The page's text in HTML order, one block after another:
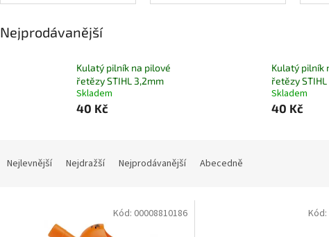
Nejprodávanější
Kulatý pilník na pilové
řetězy STIHL 3,2mm
Skladem
40 Kč
Kulatý pilník
řetězy
Skladem
40 Kč
Nejlevnější Nejdražší Nejprodávanější Abecedně
Kód: 00008810186 Kód: